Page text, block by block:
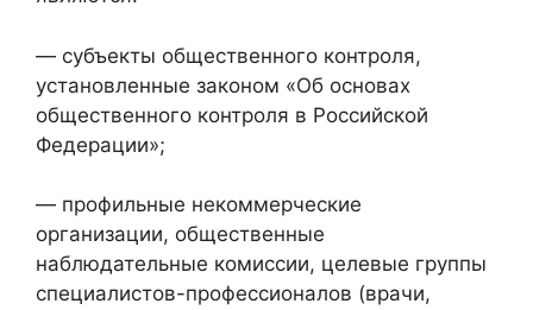
— субъекты общественного контроля,
установленные законом «Об основах
общественного контроля в Российской
Федерации»;
— профильные некоммерческие
организации, общественные
наблюдательные комиссии, целевые группы
специалистов-профессионалов (врачи,